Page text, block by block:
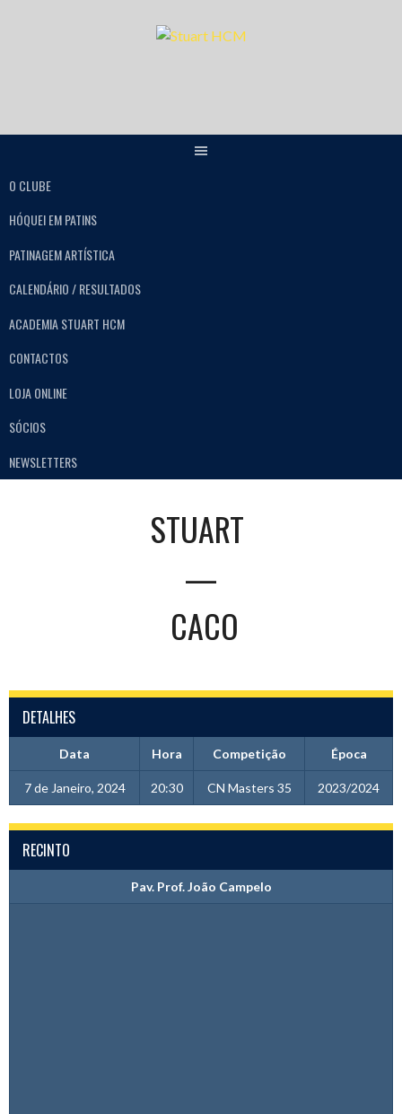
O CLUBE
HÓQUEI EM PATINS
PATINAGEM ARTÍSTICA
CALENDÁRIO / RESULTADOS
ACADEMIA STUART HCM
CONTACTOS
LOJA ONLINE
SÓCIOS
NEWSLETTERS
STUART
—
CACO
DETALHES
Data Hora Competição Época
7 de Janeiro, 2024 20:30 CN Masters 35 2023/2024
RECINTO
Pav. Prof. João Campelo